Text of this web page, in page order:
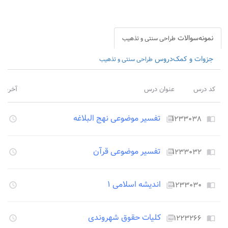
نمونه‌سوالات طراحی سنتی و تذهیب
جزوات و کمک‌دروس طراحی سنتی و تذهیب
کد درس عنوان درس
import_contacts ۱۲۳۳۰۳۸picture_as_pdf تفسیر موضوعی نهج البلاغه access_time
import_contacts ۱۲۳۳۰۳۲picture_as_pdf تفسیر موضوعی قرآن access_time
import_contacts ۱۲۳۳۰۳۰picture_as_pdf اندیشه اسلامی ۱ access_time
import_contacts ۱۲۲۳۲۶۶picture_as_pdf کلیات حقوق شهروندی access_time